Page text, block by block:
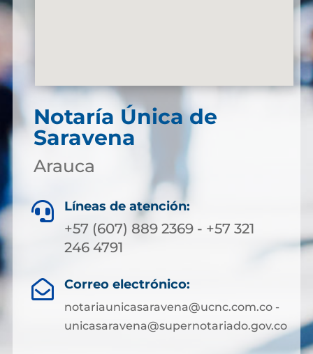
Notaría Única de
Saravena
Arauca
 Líneas de atención:
+57 (607) 889 2369 - +57 321
246 4791
 Correo electrónico:
notariaunicasaravena@ucnc.com.co -
unicasaravena@supernotariado.gov.co